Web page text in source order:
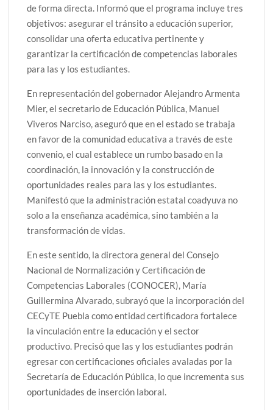
de forma directa. Informó que el programa incluye tres
objetivos: asegurar el tránsito a educación superior,
consolidar una oferta educativa pertinente y
garantizar la certificación de competencias laborales
para las y los estudiantes.
En representación del gobernador Alejandro Armenta
Mier, el secretario de Educación Pública, Manuel
Viveros Narciso, aseguró que en el estado se trabaja
en favor de la comunidad educativa a través de este
convenio, el cual establece un rumbo basado en la
coordinación, la innovación y la construcción de
oportunidades reales para las y los estudiantes.
Manifestó que la administración estatal coadyuva no
solo a la enseñanza académica, sino también a la
transformación de vidas.
En este sentido, la directora general del Consejo
Nacional de Normalización y Certificación de
Competencias Laborales (CONOCER), María
Guillermina Alvarado, subrayó que la incorporación del
CECyTE Puebla como entidad certificadora fortalece
la vinculación entre la educación y el sector
productivo. Precisó que las y los estudiantes podrán
egresar con certificaciones oficiales avaladas por la
Secretaría de Educación Pública, lo que incrementa sus
oportunidades de inserción laboral.